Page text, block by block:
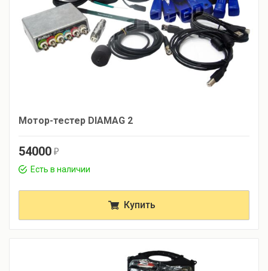
Мотор-тестер DIAMAG 2
54000 r
Есть в наличии
Купить